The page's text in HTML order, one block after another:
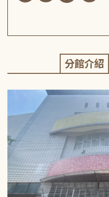
分館介紹